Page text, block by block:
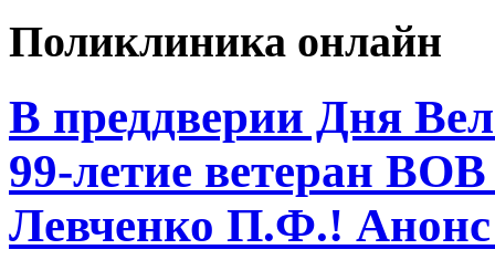
Поликлиника онлайн
В преддверии Дня
99-летие ветеран
Левченко П.Ф.!